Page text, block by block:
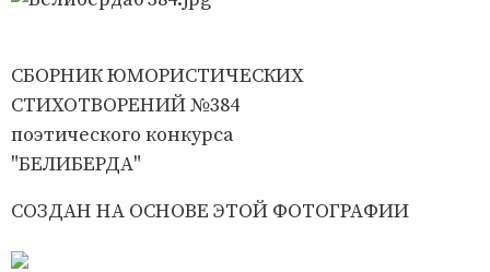
СБОРНИК ЮМОРИСТИЧЕСКИХ
СТИХОТВОРЕНИЙ №384
поэтического конкурса
"БЕЛИБЕРДА"
СОЗДАН НА ОСНОВЕ ЭТОЙ ФОТОГРАФИИ